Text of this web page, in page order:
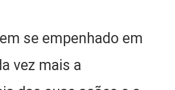
se empenhado em
vez mais a